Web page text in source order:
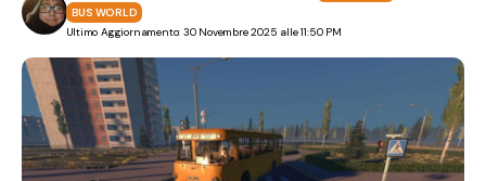
Ultimo Aggiornamento: 30 Novembre 2025 alle 11:50 PM
BUS WORLD